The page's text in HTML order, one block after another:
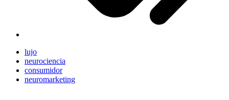
lujo
neurociencia
consumidor
neuromarketing